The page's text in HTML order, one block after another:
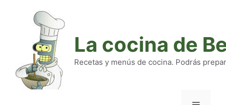
La cocina de
Recetas y menús de cocina. Podrás